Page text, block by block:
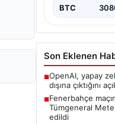
BTC
Son Eklenen
■OpenAI, yapay
dışına çıktığını
■Fenerbahçe
Tümgeneral
edildi